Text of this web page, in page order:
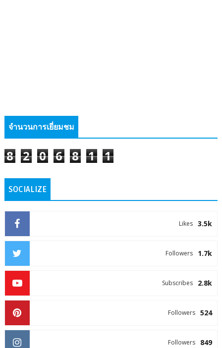
จำนวนการเยี่ยมชม
8 2 0 6 8 1 1
SOCIALIZE
3.5k
Likes
1.7k
Followers
2.8k
Subscribes
524
Followers
849
Followers